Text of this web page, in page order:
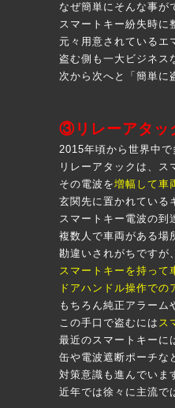
なぜ簡単にそんな事が
スマートキー紛失時に
元々用意されているエ
盗む側も一大ビジネス
次から次へと「簡単に
③リレーアタッ
2015年頃から世界中で
リレーアタックは、ス
その電波を増幅して車
玄関先に置かれている
スマートキー電波の到
複数人で車両がある場
勘違いされがちですが
スマートキーを持って
ドアハンドル操作での
もちろん純正アラーム
この手口で盗むには ス
最近のスマートキーに
缶や電波遮断ポーチな
対策意識も進んでいま
近年では徐々に主流で